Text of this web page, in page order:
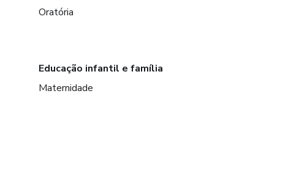
Oratória
Educação infantil e família
Maternidade